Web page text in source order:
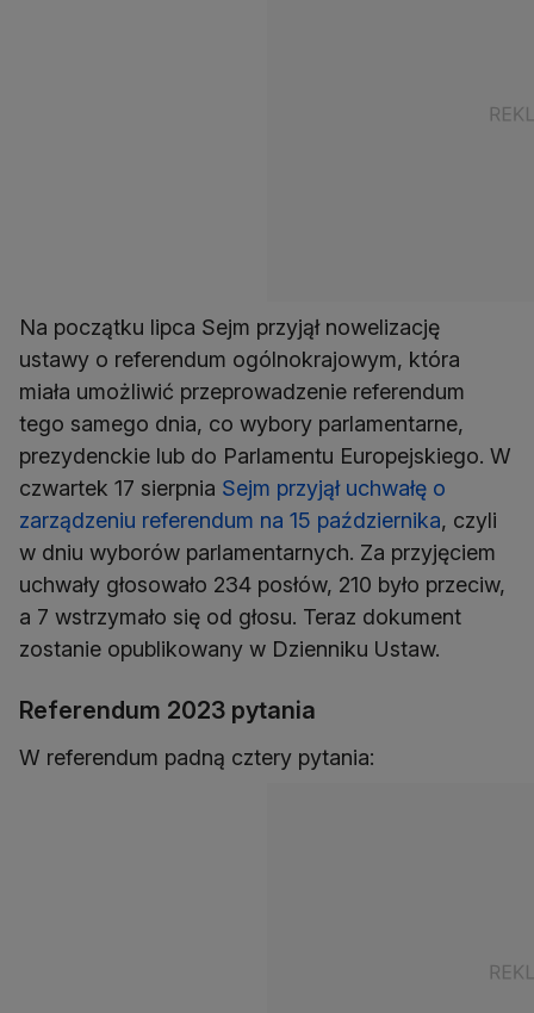
Na początku lipca Sejm przyjął nowelizację
ustawy o referendum ogólnokrajowym, która
miała umożliwić przeprowadzenie referendum
tego samego dnia, co wybory parlamentarne,
prezydenckie lub do Parlamentu Europejskiego. W
czwartek 17 sierpnia Sejm przyjął uchwałę o
zarządzeniu referendum na 15 października, czyli
w dniu wyborów parlamentarnych. Za przyjęciem
uchwały głosowało 234 posłów, 210 było przeciw,
a 7 wstrzymało się od głosu. Teraz dokument
zostanie opublikowany w Dzienniku Ustaw.
Referendum 2023 pytania
W referendum padną cztery pytania: